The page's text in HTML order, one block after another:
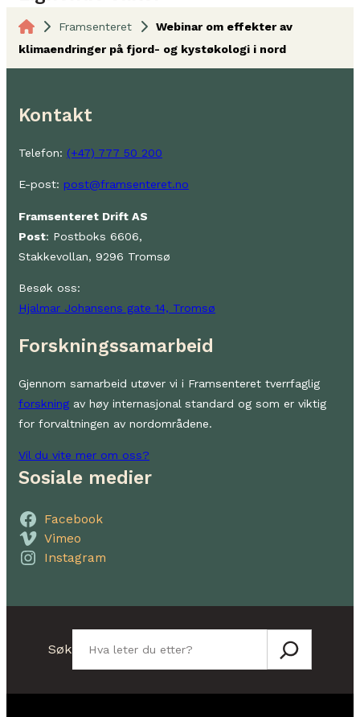
Framsenteret
Webinar om effekter av
klimaendringer på fjord- og kystøkologi i nord
Kontakt
Telefon: (+47) 777 50 200
E-post: post@framsenteret.no
Framsenteret Drift AS
Post: Postboks 6606,
Stakkevollan, 9296 Tromsø
Besøk oss:
Hjalmar Johansens gate 14, Tromsø
Forskningssamarbeid
Gjennom samarbeid utøver vi i Framsenteret tverrfaglig
forskning av høy internasjonal standard og som er viktig
for forvaltningen av nordområdene.
Vil du vite mer om oss?
Sosiale medier
Facebook
Vimeo
Instagram
Søk